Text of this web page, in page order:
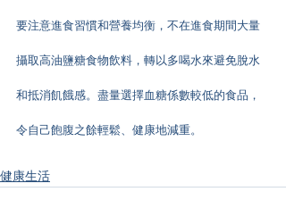
要注意進食習慣和營養均衡，不在進食期間大量
攝取高油鹽糖食物飲料，轉以多喝水來避免脫水
和抵消飢餓感。盡量選擇血糖係數較低的食品，
令自己飽腹之餘輕鬆、健康地減重。
健康生活